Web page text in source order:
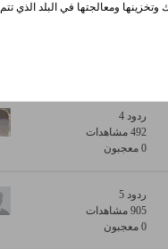
ردود 4
492 مشاهدات
0 معجبون
ردود 5
905 مشاهدات
0 معجبون
ومعالجتها في البلد الذي تتم